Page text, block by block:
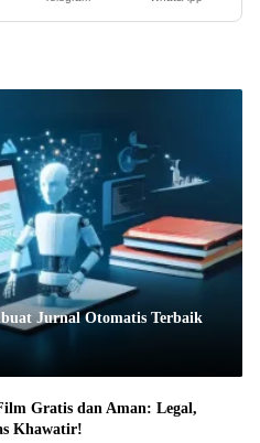
Jurnal Otomatis Terbaik
Gratis dan Aman: Legal,
Khawatir!